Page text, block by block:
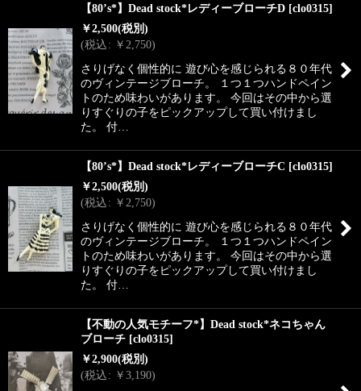
【80’s*】Dead stock*レディーブローチD [clo0315]
￥2,500(税別)
(税込: ￥ 2,750)
さりげなく個性的に 遊び心を感じられる８０年代
のヴィンテージブローチ。 １つ１つハンドペイン
トのため味わいがあります。 今回はその中から選
りすぐりの子をピックアップして買い付けまし
た。 付…
【80’s*】Dead stock*レディーブローチC [clo0315]
￥2,500(税別)
(税込: ￥ 2,750)
さりげなく個性的に 遊び心を感じられる８０年代
のヴィンテージブローチ。 １つ１つハンドペイン
トのため味わいがあります。 今回はその中から選
りすぐりの子をピックアップして買い付けまし
た。 付…
【不動の人気モチーフ*】Dead stock*ネコちゃん
ブローチ [clo0315]
￥2,900(税別)
(税込: ￥3,190)